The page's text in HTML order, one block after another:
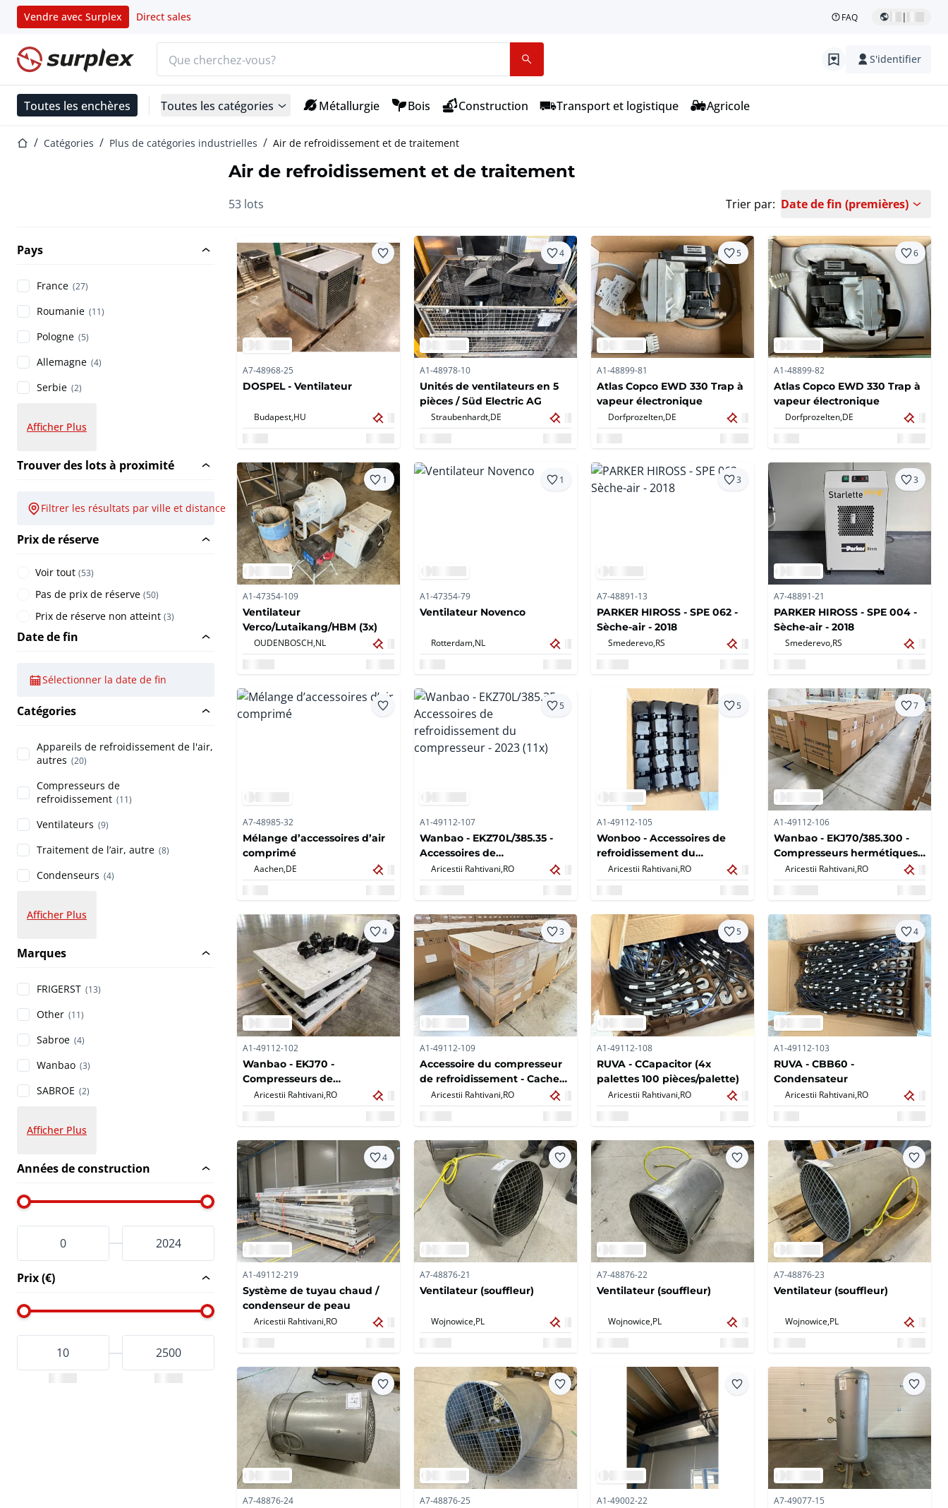
Vendre avec Surplex Direct sales FAQ |
Page d'accueil S'identifier
Toutes les enchères Toutes les catégories Métallurgie Bois Construction Transport et logistique Agricole
Page d'accueil
Catégories Plus de catégories industrielles Air de refroidissement et de traitement
Air de refroidissement et de traitement
53 lots Trier par: Date de fin (premières)
Pays
France (27)
Roumanie (11)
Pologne (5)
Allemagne (4)
Serbie (2)
Afficher Plus
Trouver des lots à proximité
Filtrer les résultats par ville et distance
Prix de réserve
Voir tout (53)
Pas de prix de réserve (50)
Prix de réserve non atteint (3)
Date de fin
Sélectionner la date de fin
Catégories
Appareils de refroidissement de l'air,
autres (20)
Compresseurs de
refroidissement (11)
Ventilateurs (9)
Traitement de l’air, autre (8)
Condenseurs (4)
Afficher Plus
Marques
FRIGERST (13)
Other (11)
Sabroe (4)
Wanbao (3)
SABROE (2)
Afficher Plus
Années de construction
Prix (€)
A7-48968-25
DOSPEL - Ventilateur
Budapest, HU
4
A1-48978-10
Unités de ventilateurs en 5
pièces / Süd Electric AG
Straubenhardt, DE
5
A1-48899-81
Atlas Copco EWD 330 Trap à
vapeur électronique
Dorfprozelten, DE
6
A1-48899-82
Atlas Copco EWD 330 Trap à
vapeur électronique
Dorfprozelten, DE
1
A1-47354-109
Ventilateur
Verco/Lutaikang/HBM (3x)
OUDENBOSCH, NL
1
A1-47354-79
Ventilateur Novenco
Rotterdam, NL
3
A7-48891-13
PARKER HIROSS - SPE 062 -
Sèche-air - 2018
Smederevo, RS
3
A7-48891-21
PARKER HIROSS - SPE 004 -
Sèche-air - 2018
Smederevo, RS
A7-48985-32
Mélange d’accessoires d’air
comprimé
Aachen, DE
5
A1-49112-107
Wanbao - EKZ70L/385.35 -
Accessoires de
refroidissement du
compresseur - 2023 (11x)
Aricestii Rahtivani, RO
5
A1-49112-105
Wonboo - Accessoires de
refroidissement du
compresseur (21x)
Aricestii Rahtivani, RO
7
A1-49112-106
Wanbao - EKJ70/385.300 -
Compresseurs hermétiques -
2024 (23x)
Aricestii Rahtivani, RO
4
A1-49112-102
Wanbao - EKJ70 -
Compresseurs de
réfrigération hermétiques
(53x)
Aricestii Rahtivani,RO
3
A1-49112-109
Accessoire du compresseur
de refroidissement - Cache
de câble (2300x) + vis (2300x)
Aricestii Rahtivani,RO
5
A1-49112-108
RUVA - CCapacitor (4x
palettes 100 pièces/palette)
Aricestii Rahtivani,RO
4
A1-49112-103
RUVA - CBB60 -
Condensateur
Aricestii Rahtivani,RO
4
A1-49112-219
Système de tuyau chaud /
condenseur de peau
Aricestii Rahtivani, RO
A7-48876-21
Ventilateur (souffleur)
Wojnowice, PL
A7-48876-22
Ventilateur (souffleur)
Wojnowice, PL
A7-48876-23
Ventilateur (souffleur)
Wojnowice, PL
A7-48876-24 A7-48876-25 A1-49002-22 A7-49077-15